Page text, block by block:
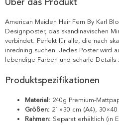
American Maiden Hair Fern By Karl
Designposter, das skandinavischen
verbindet. Perfekt für alle, die nach
inredning suchen. Jedes Poster wird
lebendige Farben und scharfe Details
Produktspezifikationen
Material: 240g Premium-
Größen: 21×30 cm (A4),
Rahmen: Separat erhältlich (in